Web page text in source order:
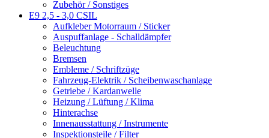
Zubehör / Sonstiges
E9 2,5 - 3,0 CSIL
Aufkleber Motorraum / Sticker
Auspuffanlage - Schalldämpfer
Beleuchtung
Bremsen
Embleme / Schriftzüge
Fahrzeug-Elektrik / Scheibenwaschanlage
Getriebe / Kardanwelle
Heizung / Lüftung / Klima
Hinterachse
Innenausstattung / Instrumente
Inspektionsteile / Filter